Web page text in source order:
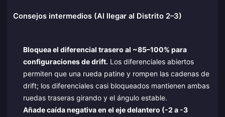
Consejos intermedios (Al llegar al Distrito 2–3)
Bloquea el diferencial trasero al ~85–100% para
configuraciones de drift. Los diferenciales abiertos
permiten que una rueda patine y rompen las cadenas de
drift; los diferenciales casi bloqueados mantienen ambas
ruedas traseras girando y el ángulo estable.
Añade caída negativa en el eje delantero (-2 a -3